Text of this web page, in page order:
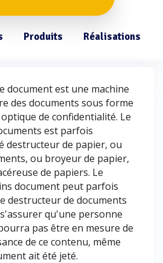
Produits Réalisations
document est une machine
des documents sous forme
de confidentialité. Le
est parfois
destructeur de papier, ou
ou broyeur de papier,
de papiers. Le
document peut parfois
destructeur de documents
qu'une personne
pas être en mesure de
de ce contenu, même
ait été jeté.